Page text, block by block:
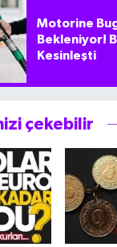
Motorine
Bekleniyor!
Kesinleşti
çekebilir